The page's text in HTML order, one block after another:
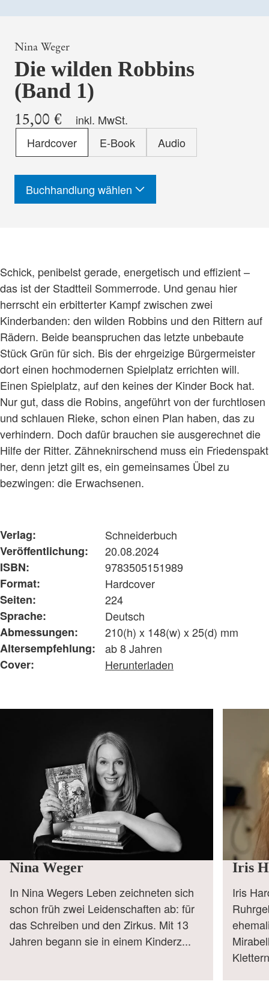
Nina Weger
Die wilden Robbins
(Band 1)
15,00 €
inkl. MwSt.
Hardcover E-Book Audio
Buchhandlung wählen
Schick, penibelst gerade, energetisch und effizient –
das ist der Stadtteil Sommerrode. Und genau hier
herrscht ein erbitterter Kampf zwischen zwei
Kinderbanden: den wilden Robbins und den Rittern auf
Rädern. Beide beanspruchen das letzte unbebaute
Stück Grün für sich. Bis der ehrgeizige Bürgermeister
dort einen hochmodernen Spielplatz errichten will.
Einen Spielplatz, auf den keines der Kinder Bock hat.
Nur gut, dass die Robins, angeführt von der furchtlosen
und schlauen Rieke, schon einen Plan haben, das zu
verhindern. Doch dafür brauchen sie ausgerechnet die
Hilfe der Ritter. Zähneknirschend muss ein Friedenspakt
her, denn jetzt gilt es, ein gemeinsames Übel zu
bezwingen: die Erwachsenen.
Verlag:
Schneiderbuch
Veröffentlichung:
20.08.2024
ISBN:
9783505151989
Format:
Hardcover
Seiten:
224
Sprache:
Deutsch
Abmessungen:
210(h) x 148(w) x 25(d) mm
Altersempfehlung:
ab 8 Jahren
Cover:
Herunterladen
Nina Weger
In Nina Wegers Leben zeichneten sich
schon früh zwei Leidenschaften ab: für
das Schreiben und den Zirkus. Mit 13
Jahren begann sie in einem Kinderz...
Iris
Iris